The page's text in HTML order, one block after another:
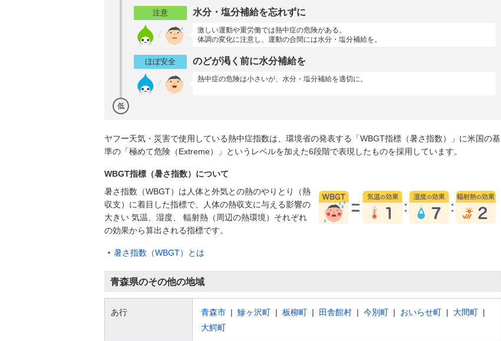
低
注意 水分・塩分補給を忘れずに
激しい運動や重労働では熱中症の危険がある。
体調の変化に注意し、運動の合間には水分・塩分補給を。
ほぼ安全 のどが渇く前に水分補給を
熱中症の危険は小さいが、水分・塩分補給を適切に。
ヤフー天気・災害で使用している熱中症指数は、環境省の発表する「WBGT指標（暑さ指数）」に米国の基
準の「極めて危険（Extreme）」というレベルを加えた6段階で表現したものを採用しています。
WBGT指標（暑さ指数）について
暑さ指数（WBGT）は人体と外気との熱のやりとり（熱
収支）に着目した指標で、人体の熱収支に与える影響の
大きい 気温、湿度、 輻射熱（周辺の熱環境）それぞれ
の効果から算出される指標です。
暑さ指数（WBGT）とは
青森県のその他の地域
あ行 青森市 鰺ヶ沢町 板柳町 田舎館村 今別町 おいらせ町
大間町
大鰐町